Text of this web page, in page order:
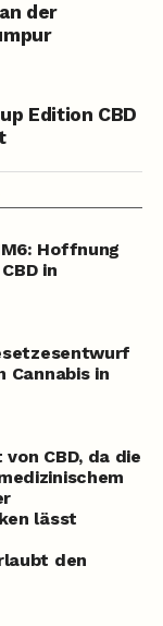
der
Edition CBD
Hoffnung
in
Cannabis in
CBD, da die
lässt
den